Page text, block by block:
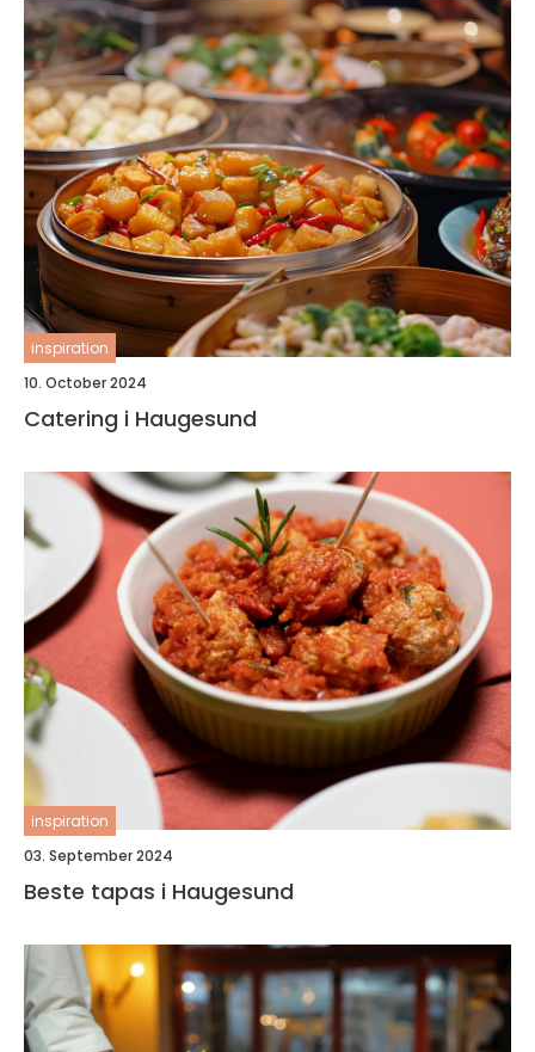
inspiration
10. October 2024
Catering i Haugesund
inspiration
03. September 2024
Beste tapas i Haugesund